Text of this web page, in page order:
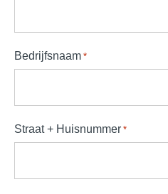
Bedrijfsnaam *
Straat + Huisnummer *